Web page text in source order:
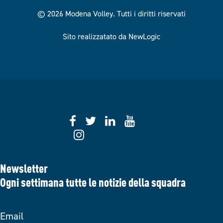
© 2026 Modena Volley. Tutti i diritti riservati
Sito realizzatato da NewLogic
Newsletter
Ogni settimana tutte le notizie della squadra
Email